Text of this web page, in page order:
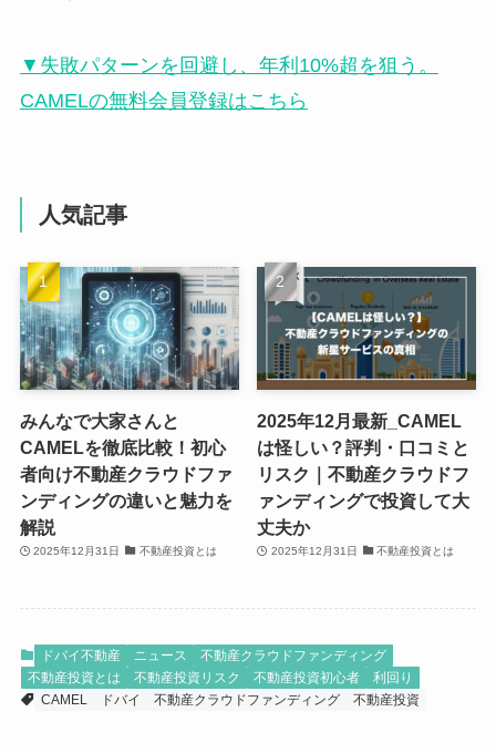
▼失敗パターンを回避し、年利10%超を狙う。
CAMELの無料会員登録はこちら
人気記事
みんなで大家さんと
CAMELを徹底比較！初心
者向け不動産クラウドファ
ンディングの違いと魅力を
解説
2025年12月31日 不動産投資とは
2025年12月最新_CAMEL
は怪しい？評判・口コミと
リスク｜不動産クラウドフ
ァンディングで投資して大
丈夫か
2025年12月31日 不動産投資とは
ドバイ不動産 ニュース
不動産クラウドファンディング
不動産投資とは
不動産投資リスク 不動産投資初心者
利回り
CAMEL
ドバイ 不動産クラウドファンディング 不動産投資